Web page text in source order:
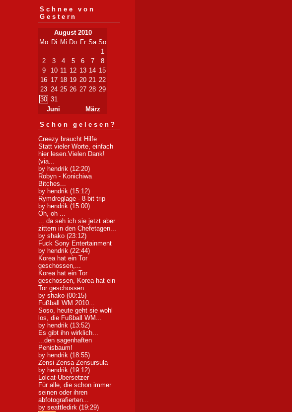
Schnee von
Gestern
August 2010
Mo Di Mi Do Fr Sa So
1
2
3 4 5 6 7
8
9
10 11 12 13 14 15
16 17 18 19 20 21
22
23 24 25 26 27 28 29
30 31
Juni
März
Schon gelesen?
Creezy braucht Hilfe
Statt vieler Worte, einfach
hier lesen.Vielen Dank!
(via...
by hendrik (12:20)
Robyn - Konichiwa
Bitches...
by hendrik (15:12)
Rymdreglage - 8-bit trip
by hendrik (15:00)
Oh, oh ...
... da seh ich sie jetzt aber
zittern in den Chefetagen...
by shako (23:12)
Fuck Sony Entertainment
by hendrik (22:44)
Korea hat ein Tor
geschossen,...
Korea hat ein Tor
geschossen, Korea hat ein
Tor geschossen...
by shako (00:15)
Fußball WM 2010...
Soso, heute geht sie wohl
los, die Fußball WM...
by hendrik (13:52)
Es gibt ihn wirklich...
...den sagenhaften
Penisbaum!
by hendrik (18:55)
Zensi Zensa Zensursula
by hendrik (19:12)
Lolcat-Übersetzer
Für alle, die schon immer
seinen oder ihren
abfotografierten...
by seattledirk (19:29)